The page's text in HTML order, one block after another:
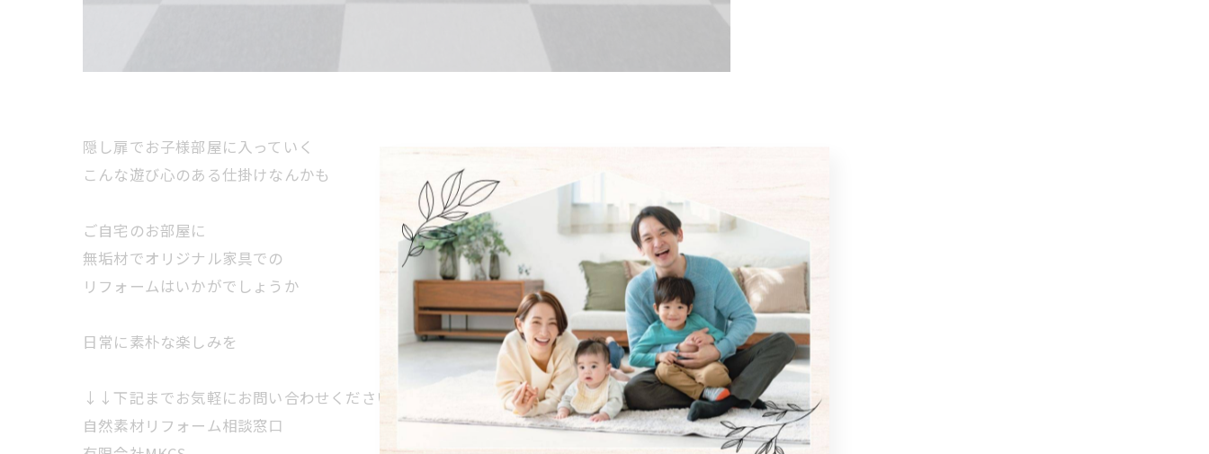
隠し扉でお子様部屋に入っていく
こんな遊び心のある仕掛けなんかも
ご自宅のお部屋に
無垢材でオリジナル家具での
リフォームはいかがでしょうか
日常に素朴な楽しみを
↓↓下記までお気軽にお問い合わせください。
自然素材リフォーム相談窓口